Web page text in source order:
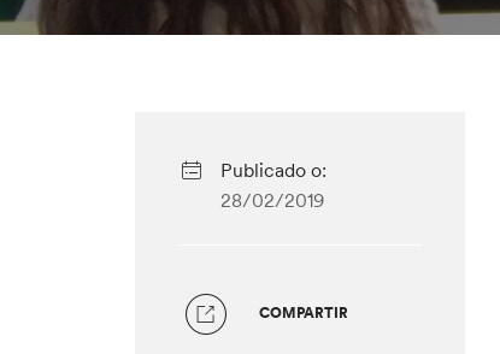
Publicado o:
28/02/2019
COMPARTIR